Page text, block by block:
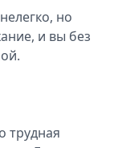
но
и вы без
трудная